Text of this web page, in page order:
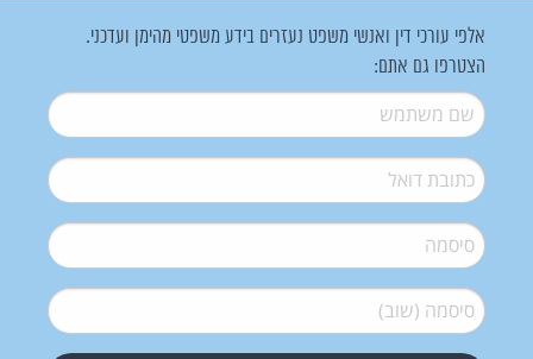
אלפי עורכי דין ואנשי משפט נעזרים בידע משפטי מהימן ועדכני.
הצטרפו גם אתם:
שם משתמש*
דואל*
סיסמה*
סיסמה (שוב)*